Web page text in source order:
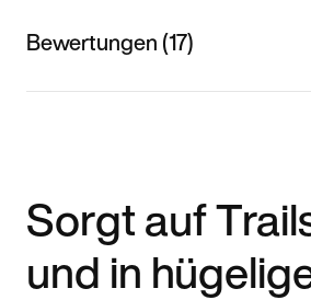
Bewertungen (17)
Sorgt auf
und in